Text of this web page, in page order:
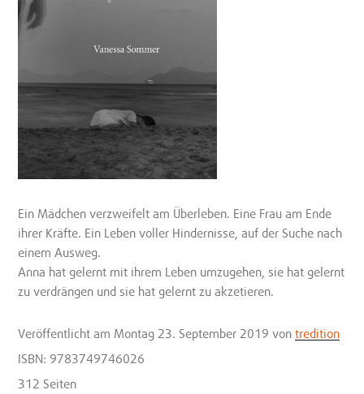
Ein Mädchen verzweifelt am Überleben. Eine Frau am Ende
ihrer Kräfte. Ein Leben voller Hindernisse, auf der Suche nach
einem Ausweg.
Anna hat gelernt mit ihrem Leben umzugehen, sie hat gelernt
zu verdrängen und sie hat gelernt zu akzetieren.
Veröffentlicht am Montag 23. September 2019 vontredition
ISBN: 9783749746026
312 Seiten